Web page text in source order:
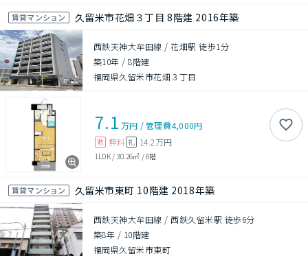
賃貸マンション 久留米市花畑３丁目 8階建 2016年築
西鉄天神大牟田線 / 花畑駅 徒歩1分
築10年 /8階建
福岡県久留米市花畑３丁目
7.1 万円 /管理費4,000円
敷 無料 礼 14.2万円
1LDK/30.26㎡ /8階
賃貸マンション 久留米市東町 10階建 2018年築
西鉄天神大牟田線 / 西鉄久留米駅 徒歩6分
築8年 / 10階建
福岡県久留米市東町